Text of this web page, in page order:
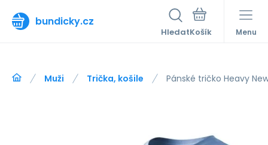
bundicky.cz
Hledat Menu
Muži Trička, košile Pánské tričko Heavy